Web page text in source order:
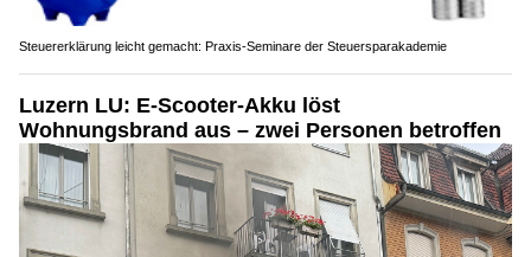
Steuererklärung leicht gemacht: Praxis-Seminare der Steuersparakademie
Luzern LU: E-Scooter-Akku löst
Wohnungsbrand aus – zwei Personen betroffen